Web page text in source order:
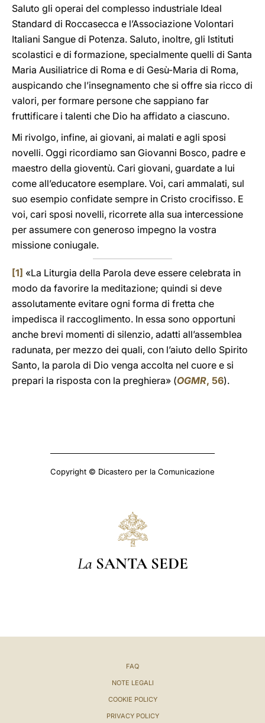
Saluto gli operai del complesso industriale Ideal
Standard di Roccasecca e l’Associazione Volontari
Italiani Sangue di Potenza. Saluto, inoltre, gli Istituti
scolastici e di formazione, specialmente quelli di Santa
Maria Ausiliatrice di Roma e di Gesù-Maria di Roma,
auspicando che l’insegnamento che si offre sia ricco di
valori, per formare persone che sappiano far
fruttificare i talenti che Dio ha affidato a ciascuno.
Mi rivolgo, infine, ai giovani, ai malati e agli sposi
novelli. Oggi ricordiamo san Giovanni Bosco, padre e
maestro della gioventù. Cari giovani, guardate a lui
come all’educatore esemplare. Voi, cari ammalati, sul
suo esempio confidate sempre in Cristo crocifisso. E
voi, cari sposi novelli, ricorrete alla sua intercessione
per assumere con generoso impegno la vostra
missione coniugale.
[1] «La Liturgia della Parola deve essere celebrata in
modo da favorire la meditazione; quindi si deve
assolutamente evitare ogni forma di fretta che
impedisca il raccoglimento. In essa sono opportuni
anche brevi momenti di silenzio, adatti all’assemblea
radunata, per mezzo dei quali, con l’aiuto dello Spirito
Santo, la parola di Dio venga accolta nel cuore e si
prepari la risposta con la preghiera» (OGMR, 56).
Copyright © Dicastero per la Comunicazione
La SANTA SEDE
FAQ
NOTE LEGALI
COOKIE POLICY
PRIVACY POLICY